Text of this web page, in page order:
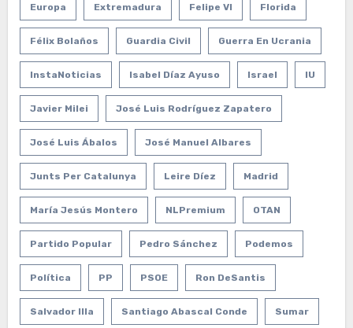
Europa Extremadura Felipe VI Florida
Félix Bolaños Guardia Civil Guerra En Ucrania
InstaNoticias Isabel Díaz Ayuso Israel IU
Javier Milei José Luis Rodríguez Zapatero
José Luis Ábalos José Manuel Albares
Junts Per Catalunya Leire Díez Madrid
María Jesús Montero NLPremium OTAN
Partido Popular Pedro Sánchez Podemos
Política PP PSOE Ron DeSantis
Salvador Illa Santiago Abascal Conde Sumar